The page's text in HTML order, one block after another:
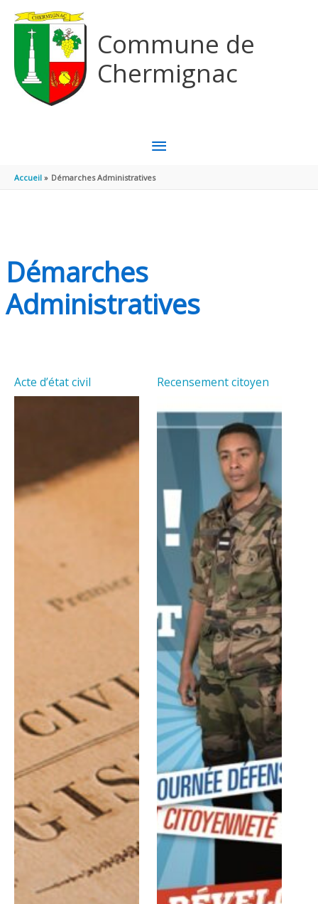
Commune de
Chermignac
MENU
PRINCIPAL
Accueil Démarches Administratives
Démarches
Administratives
Acte d’état civil Recensement citoyen